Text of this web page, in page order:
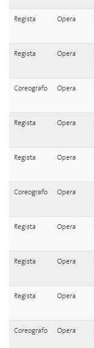
Regista Opera
Regista Opera
Coreografo Opera
Regista Opera
Regista Opera
Coreografo Opera
Regista Opera
Regista Opera
Regista Opera
Coreografo Opera